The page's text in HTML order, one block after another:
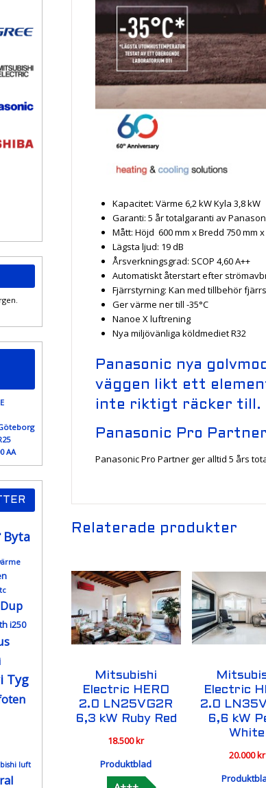
Kapacitet: Värme 6,2 kW Kyla 3,8 kW
Garanti: 5 år totalgaranti av
Mått: Höjd 600 mm x Bredd 750 mm
Lägsta ljud: 19 dB
Årsverkningsgrad: SCOP 4,60 A++
Automatiskt återstart efter
Fjärrstyrning: Kan med tillbehör
Ger värme ner till -35°C
Nanoe X luftrening
Nya miljövänliga köldmediet R32
Panasonic nya
väggen likt ett
inte riktigt räcker till.
Panasonic Pro
Panasonic Pro Partner ger alltid 5 års
Relaterade produkter
Mitsubishi
Electric HERO
2.0 LN25VG2R
6,3 kW Ruby Red
18.500kr
Produktblad
Electric
2.0
6,6 kW
White
20.000kr
AA
Byta
Dup
i250
Tyg
luft